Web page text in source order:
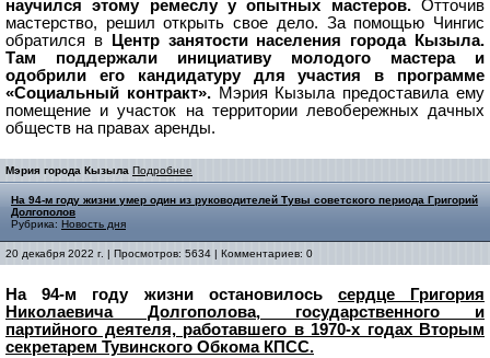
научился этому ремеслу у опытных мастеров. Отточив
мастерство, решил открыть свое дело. За помощью Чингис
обратился в
Центр занятости населения города Кызыла.
Там поддержали инициативу молодого мастера и
одобрили его кандидатуру для участия в программе
«Социальный контракт».Мэрия Кызыла предоставила ему
помещение и участок на территории левобережных дачных
обществ на правах аренды.
Мэрия города Кызыла Подробнее
На 94-м году жизни умер один из руководителей Тувы советского периода Григорий
Долгополов
Рубрика: Новость дня
20 декабря 2022 г. | Просмотров: 5634 | Комментариев: 0
На 94-м году жизни остановилось сердце Григория
Николаевича Долгополова, государственного и
партийного деятеля, работавшего в 1970-х годах Вторым
секретарем Тувинского Обкома КПСС.